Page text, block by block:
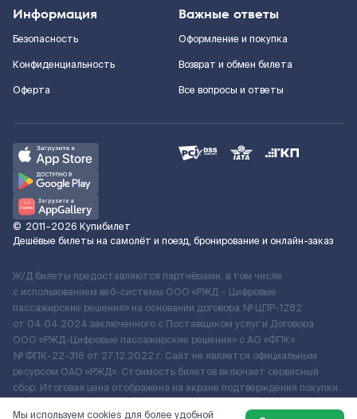
Информация
Безопасность
Конфиденциальность
Оферта
Важные ответы
Оформление и покупка
Возврат и обмен билета
Все вопросы и ответы
© 2011–2026 Купибилет
Дешёвые билеты на самолёт и поезд, бронирование и онлайн-заказ
Ж/Д билеты предоставляются партнёрами, в том числе
с использованием веб-системы ООО «РЖД – Цифровые
пассажирские решения» на основании договора № ЦПР-1282
от 04.04.2024 заключенного с Поставщиком услуг и Договора
ООО «РЖД-Цифровые пассажирские решения» c АО «ФПК»
№ ФПК-22-316 от 27.12.2022 г. Сайт не является официальным
ресурсом ОАО «РЖД». Стоимость билетов включает сервисный
сбор. Итоговая цена отображена на экране подтверждения покупки.
Мы используем cookies для более удобной